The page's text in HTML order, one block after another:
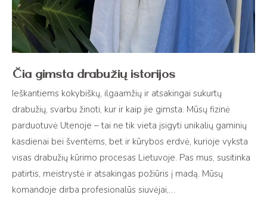
Čia gimsta drabužių istorijos
Ieškantiems kokybiškų, ilgaamžių ir atsakingai sukurtų
drabužių, svarbu žinoti, kur ir kaip jie gimsta. Mūsų fizinė
parduotuvė Utenoje – tai ne tik vieta įsigyti unikalių gaminių
kasdienai bei šventėms, bet ir kūrybos erdvė, kurioje vyksta
visas drabužių kūrimo procesas Lietuvoje. Pas mus, susitinka
patirtis, meistrystė ir atsakingas požiūris į madą. Mūsų
komandoje dirba profesionalūs siuvėjai,…